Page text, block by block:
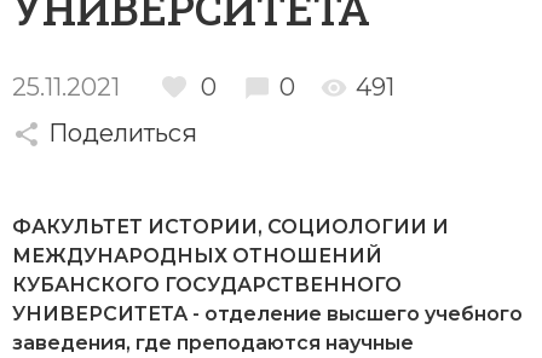
Генеалогия, геральдика
Историческая география и топонимика
История материальной и духовной культуры
История международных отношений
25.11.2021 0 0
491
Поделиться
ФАКУЛЬТЕТ ИСТОРИИ, СОЦИОЛОГИИ И
МЕЖДУНАРОДНЫХ ОТНОШЕНИЙ
КУБАНСКОГО ГОСУДАРСТВЕННОГО
УНИВЕРСИТЕТА - отделение высшего учебного
заведения, где преподаются научные